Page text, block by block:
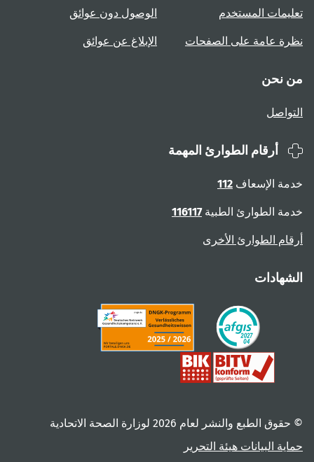
تعليمات المستخدم
نظرة عامة على الصفحات
الوصول دون عوائق
الإبلاغ عن عوائق
من نحن
التواصل
أرقام الطوارئ المهمة
خدمة الإسعاف 112
خدمة الطوارئ الطبية116117
أرقام الطوارئ الأخرى
الشهادات
© حقوق الطبع والنشر لعام ‎2026 لوزارة الصحة الاتحادية
حماية البيانات هيئة التحرير